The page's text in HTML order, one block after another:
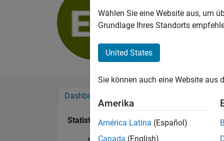
Last seen: fast 4
Followers:0
Dashboard
Statistik
Wählen Sie eine Website aus, um
Grundlage Ihres Standorts
United States
Sie können auch eine Website aus
Amerika
América Latina (Español)
Canada (English)